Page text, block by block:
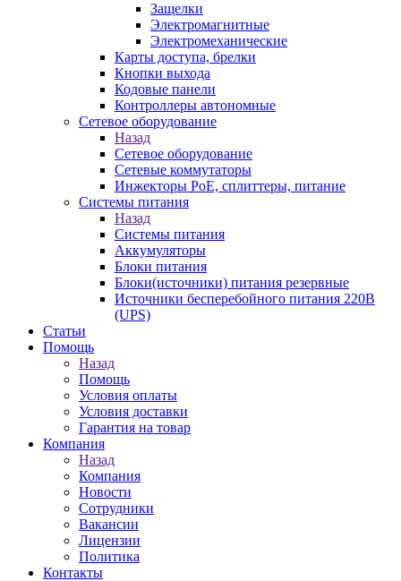
Защелки
Электромагнитные
Электромеханические
Карты доступа, брелки
Кнопки выхода
Кодовые панели
Контроллеры автономные
Сетевое оборудование
Назад
Сетевое оборудование
Сетевые коммутаторы
Инжекторы РоЕ, сплиттеры, питание
Системы питания
Назад
Системы питания
Аккумуляторы
Блоки питания
Блоки(источники) питания резервные
Источники бесперебойного питания 220В
(UPS)
Статьи
Помощь
Назад
Помощь
Условия оплаты
Условия доставки
Гарантия на товар
Компания
Назад
Компания
Новости
Сотрудники
Вакансии
Лицензии
Политика
Контакты